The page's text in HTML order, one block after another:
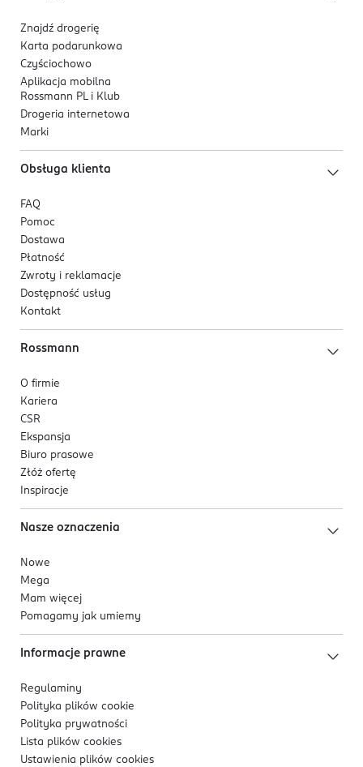
Znajdź drogerię
Karta podarunkowa
Czyściochowo
Aplikacja mobilna
Rossmann PL i Klub
Drogeria internetowa
Marki
Obsługa klienta
FAQ
Pomoc
Dostawa
Płatność
Zwroty i reklamacje
Dostępność usług
Kontakt
Rossmann
O firmie
Kariera
CSR
Ekspansja
Biuro prasowe
Złóż ofertę
Inspiracje
Nasze oznaczenia
Nowe
Mega
Mam więcej
Pomagamy jak umiemy
Informacje prawne
Regulaminy
Polityka plików cookie
Polityka prywatności
Lista plików cookies
Ustawienia plików cookies